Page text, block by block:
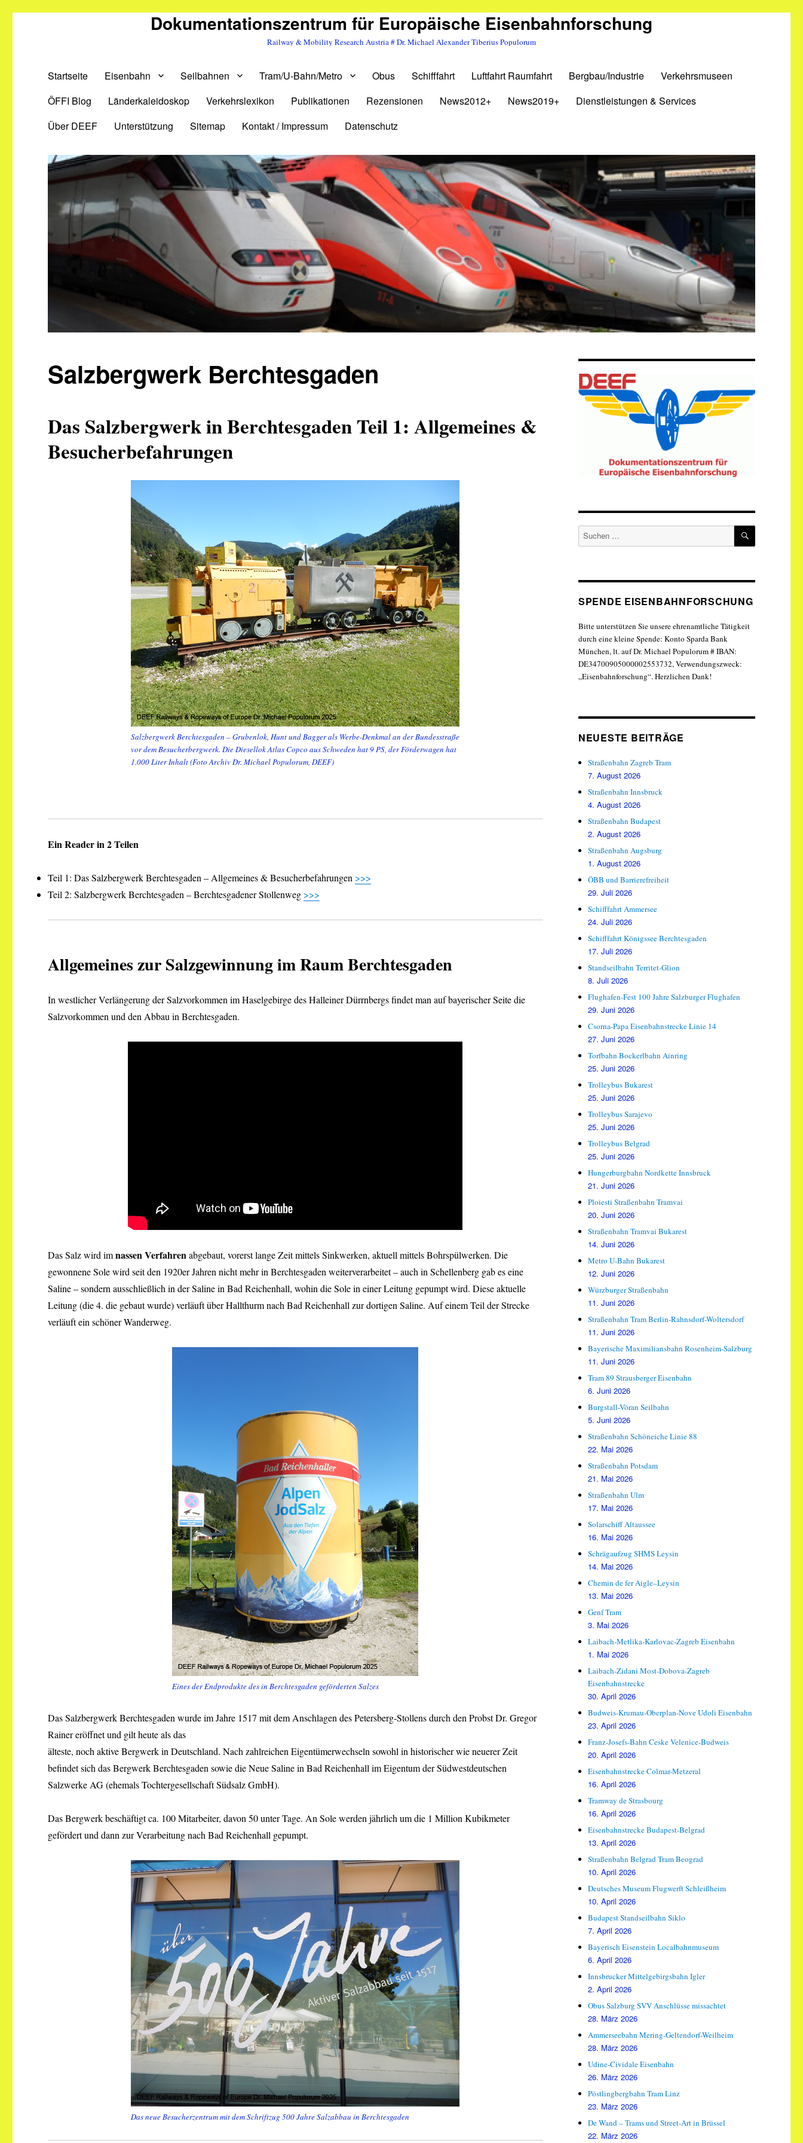
Dokumentationszentrum für Europäische Eisenbahnforschung
Railway & Mobility Research Austria # Dr. Michael Alexander Tiberius Populorum
Startseite Eisenbahn Seilbahnen Tram/U-Bahn/Metro Obus Schifffahrt Luftfahrt Raumfahrt Bergbau/Industrie
Verkehrsmuseen
ÖFFI Blog
Länderkaleidoskop Verkehrslexikon Publikationen Rezensionen News2012+ News2019+
Dienstleistungen & Services
Über DEEF
Unterstützung Sitemap Kontakt / Impressum Datenschutz
Salzbergwerk Berchtesgaden
Das Salzbergwerk in Berchtesgaden Teil 1: Allgemeines &
Besucherbefahrungen
Salzbergwerk Berchtesgaden – Grubenlok, Hunt und Bagger als Werbe-Denkmal an der Bundesstraße
vor dem Besucherbergwerk. Die Diesellok Atlas Copco aus Schweden hat 9 PS, der Förderwagen hat
1.000 Liter Inhalt (Foto Archiv Dr. Michael Populorum, DEEF)
Ein Reader in 2 Teilen
Teil 1: Das Salzbergwerk Berchtesgaden – Allgemeines & Besucherbefahrungen >>>
Teil 2: Salzbergwerk Berchtesgaden – Berchtesgadener Stollenweg >>>
Allgemeines zur Salzgewinnung im Raum Berchtesgaden
In westlicher Verlängerung der Salzvorkommen im Haselgebirge des Halleiner Dürrnbergs findet man auf bayerischer Seite die
Salzvorkommen und den Abbau in Berchtesgaden.
Das Salz wird imnassen Verfahrenabgebaut, vorerst lange Zeit mittels Sinkwerken, aktuell mittels Bohrspülwerken. Die
gewonnene Sole wird seit den 1920er Jahren nicht mehr in Berchtesgaden weiterverarbeitet – auch in Schellenberg gab es eine
Saline – sondern ausschließlich in der Saline in Bad Reichenhall, wohin die Sole in einer Leitung gepumpt wird. Diese aktuelle
Leitung (die 4. die gebaut wurde) verläuft über Hallthurm nach Bad Reichenhall zur dortigen Saline. Auf einem Teil der Strecke
verläuft ein schöner Wanderweg.
Eines der Endprodukte des in Berchtesgaden geförderten Salzes
Das Salzbergwerk Berchtesgaden wurde im Jahre 1517 mit dem Anschlagen des Petersberg-Stollens durch den Probst Dr. Gregor
Rainer eröffnet und gilt heute als das
älteste, noch aktive Bergwerk in Deutschland. Nach zahlreichen Eigentümerwechseln sowohl in historischer wie neuerer Zeit
befindet sich das Bergwerk Berchtesgaden sowie die Neue Saline in Bad Reichenhall im Eigentum der Südwestdeutschen
Salzwerke AG (ehemals Tochtergesellschaft Südsalz GmbH).
Das Bergwerk beschäftigt ca. 100 Mitarbeiter, davon 50 unter Tage. An Sole werden jährlich um die 1 Million Kubikmeter
gefördert und dann zur Verarbeitung nach Bad Reichenhall gepumpt.
Das neue Besucherzentrum mit dem Schriftzug 500 Jahre Salzabbau in Berchtesgaden
Suche
SUCHEN
SPENDE EISENBAHNFORSCHUNG
Bitte unterstützen Sie unsere ehrenamtliche Tätigkeit
durch eine kleine Spende: Konto Sparda Bank
München, lt. auf Dr. Michael Populorum # IBAN:
DE34700905000002553732, Verwendungszweck:
„Eisenbahnforschung“. Herzlichen Dank!
NEUESTE BEITRÄGE
Straßenbahn Zagreb Tram
7. August 2026
Straßenbahn Innsbruck
4. August 2026
Straßenbahn Budapest
2. August 2026
Straßenbahn Augsburg
1. August 2026
ÖBB und Barrierefreiheit
29. Juli 2026
Schifffahrt Ammersee
24. Juli 2026
Schifffahrt Königssee Berchtesgaden
17. Juli 2026
Standseilbahn Territet-Glion
8. Juli 2026
Flughafen-Fest 100 Jahre Salzburger Flughafen
29. Juni 2026
Csorna-Papa Eisenbahnstrecke Linie 14
27. Juni 2026
Torfbahn Bockerlbahn Ainring
25. Juni 2026
Trolleybus Bukarest
25. Juni 2026
Trolleybus Sarajevo
25. Juni 2026
Trolleybus Belgrad
25. Juni 2026
Hungerburgbahn Nordkette Innsbruck
21. Juni 2026
Ploiesti Straßenbahn Tramvai
20. Juni 2026
Straßenbahn Tramvai Bukarest
14. Juni 2026
Metro U-Bahn Bukarest
12. Juni 2026
Würzburger Straßenbahn
11. Juni 2026
Straßenbahn Tram Berlin-Rahnsdorf-Woltersdorf
11. Juni 2026
Bayerische Maximiliansbahn Rosenheim-Salzburg
11. Juni 2026
Tram 89 Strausberger Eisenbahn
6. Juni 2026
Burgstall-Vöran Seilbahn
5. Juni 2026
Straßenbahn Schöneiche Linie 88
22. Mai 2026
Straßenbahn Potsdam
21. Mai 2026
Straßenbahn Ulm
17. Mai 2026
Solarschiff Altaussee
16. Mai 2026
Schrägaufzug SHMS Leysin
14. Mai 2026
Chemin de fer Aigle–Leysin
13. Mai 2026
Genf Tram
3. Mai 2026
Laibach-Metlika-Karlovac-Zagreb Eisenbahn
1. Mai 2026
Laibach-Zidani Most-Dobova-Zagreb
Eisenbahnstrecke
30. April 2026
Budweis-Krumau-Oberplan-Nove Udoli Eisenbahn
23. April 2026
Franz-Josefs-Bahn Ceske Velenice-Budweis
20. April 2026
Eisenbahnstrecke Colmar-Metzeral
16. April 2026
Tramway de Strasbourg
16. April 2026
Eisenbahnstrecke Budapest-Belgrad
13. April 2026
Straßenbahn Belgrad Tram Beograd
10. April 2026
Deutsches Museum Flugwerft Schleißheim
10. April 2026
Budapest Standseilbahn Siklo
7. April 2026
Bayerisch Eisenstein Localbahnmuseum
6. April 2026
Innsbrucker Mittelgebirgsbahn Igler
2. April 2026
Obus Salzburg SVV Anschlüsse missachtet
28. März 2026
Ammerseebahn Mering-Geltendorf-Weilheim
28. März 2026
Udine-Cividale Eisenbahn
26. März 2026
Pöstlingbergbahn Tram Linz
23. März 2026
De Wand – Trams und Street-Art in Brüssel
22. März 2026